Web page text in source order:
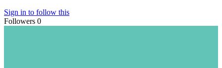
Sign in to follow this
Followers 0